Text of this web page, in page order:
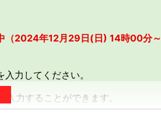
（2024年12月29日(日) 14時00分～
力してください。
力することができます。